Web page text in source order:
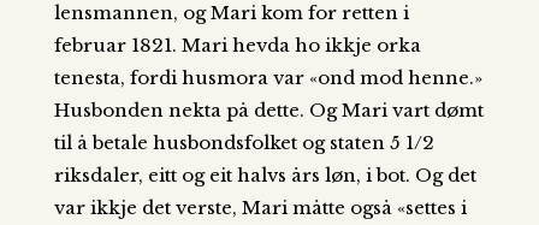
lensmannen, og Mari kom for retten i
februar 1821. Mari hevda ho ikkje orka
tenesta, fordi husmora var «ond mod henne.»
Husbonden nekta på dette. Og Mari vart dømt
til å betale husbondsfolket og staten 5 1/2
riksdaler, eitt og eit halvs års løn, i bot. Og det
var ikkje det verste, Mari måtte også «settes i